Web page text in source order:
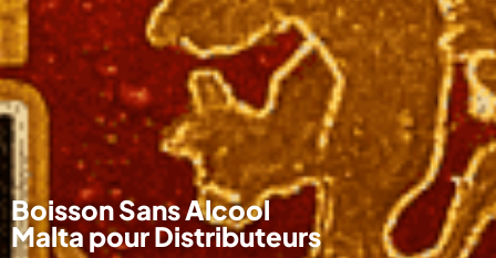
Boisson Sans Alcool
Malta pour Distributeurs